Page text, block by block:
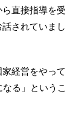
直接指導を受
されていまし
経営をやって
る」というこ